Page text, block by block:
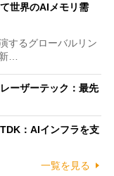
世界のAIメモリ需
するグローバルリン
…
ーザーテック：最先
：AIインフラを支
一覧を見る